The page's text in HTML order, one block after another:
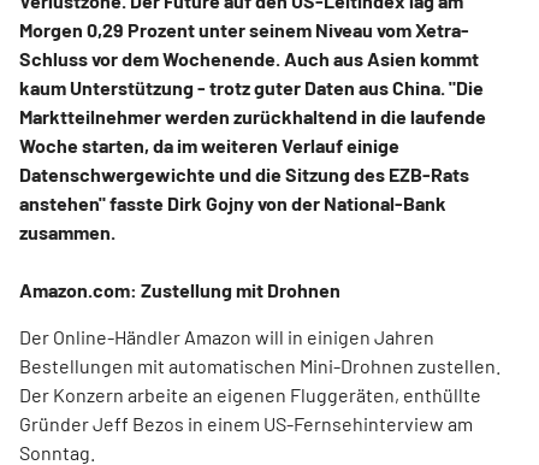
Morgen 0,29 Prozent unter seinem Niveau vom Xetra-
Schluss vor dem Wochenende. Auch aus Asien kommt
kaum Unterstützung - trotz guter Daten aus China. "Die
Marktteilnehmer werden zurückhaltend in die laufende
Woche starten, da im weiteren Verlauf einige
Datenschwergewichte und die Sitzung des EZB-Rats
anstehen" fasste Dirk Gojny von der National-Bank
zusammen.
Amazon.com: Zustellung mit Drohnen
Der Online-Händler Amazon will in einigen Jahren
Bestellungen mit automatischen Mini-Drohnen zustellen.
Der Konzern arbeite an eigenen Fluggeräten, enthüllte
Gründer Jeff Bezos in einem US-Fernsehinterview am
Sonntag.